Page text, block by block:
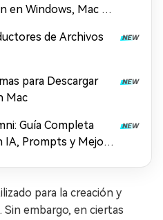
en Windows, Mac y
de Archivos
para Descargar
Mac
Guía Completa
IA, Prompts y Mejora
para la creación y
embargo, en ciertas